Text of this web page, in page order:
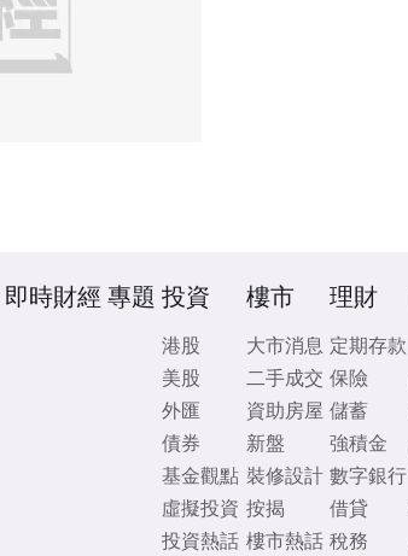
即時財經 專題 投資
港股
美股
外匯
債券
基金觀點
虛擬投資
投資熱話
樓市
大市消息
二手成交
資助房屋
新盤
裝修設計
按揭
樓市熱話
理財
定期存款
保險
儲蓄
強積金
數字銀行
借貸
稅務